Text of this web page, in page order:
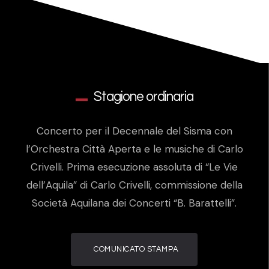
Stagione ordinaria
Concerto per il Decennale del Sisma con
l’Orchestra Città Aperta e le musiche di Carlo
Crivelli. Prima esecuzione assoluta di “Le Vie
dell’Aquila” di Carlo Crivelli, commissione della
Società Aquilana dei Concerti “B. Barattelli”.
COMUNICATO STAMPA